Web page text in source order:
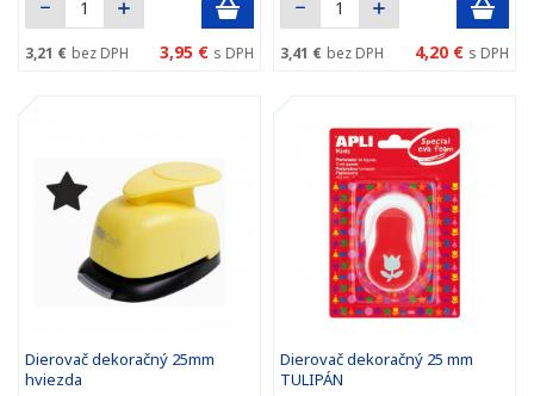
3,21 € bez DPH 3,95 € s DPH 3,41 € bez DPH 4,20 € s DPH
Dierovač dekoračný 25mm
hviezda
Dierovač dekoračný 25 mm
TULIPÁN